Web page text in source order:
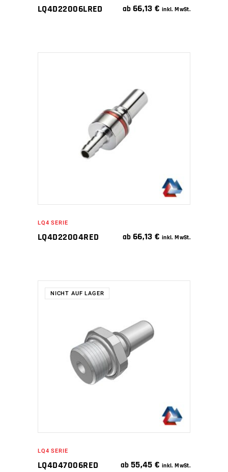
LQ4D22006LRED ab 66,13€ inkl. MwSt.
IN DEN WARENKORB
LQ4 SERIE
LQ4D22004RED ab 66,13€ inkl. MwSt.
NICHT AUF LAGER
WEITERLESEN
LQ4 SERIE
LQ4D47006RED ab 55,45€ inkl. MwSt.